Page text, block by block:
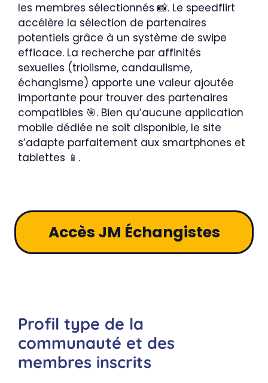
les membres sélectionnés 📸. Le speedflirt
accélère la sélection de partenaires
potentiels grâce à un système de swipe
efficace. La recherche par affinités
sexuelles (triolisme, candaulisme,
échangisme) apporte une valeur ajoutée
importante pour trouver des partenaires
compatibles 🎯. Bien qu’aucune application
mobile dédiée ne soit disponible, le site
s’adapte parfaitement aux smartphones et
tablettes 📱.
Accès JM Échangistes
Profil type de la
communauté et des
membres inscrits